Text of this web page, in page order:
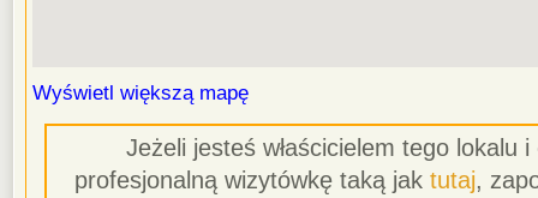
Wyświetl większą mapę
Jeżeli jesteś właścicielem tego lokalu i
profesjonalną wizytówkę taką jak tutaj,